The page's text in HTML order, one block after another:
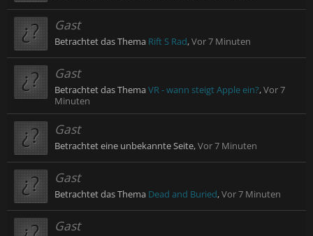
Gast
Betrachtet das Thema Rift S Rad,Vor 7 Minuten
Gast
Betrachtet das ThemaVR - wann steigt Apple ein?,Vor 7
Minuten
Gast
Betrachtet eine unbekannte Seite,Vor 7 Minuten
Gast
Betrachtet das Thema Dead and Buried,Vor 7 Minuten
Gast